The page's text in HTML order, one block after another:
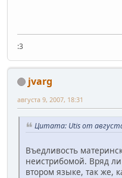
:3
jvarg
августа 9, 2007, 18:31
Цитата: Utis от
Въедливость
неистрибомой. Вряд
втором языке, так же,